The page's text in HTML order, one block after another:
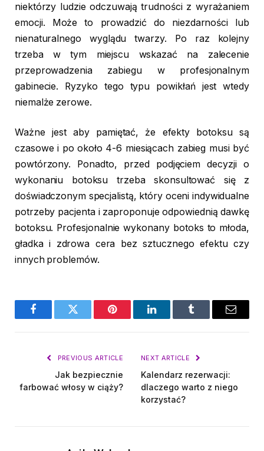
niektórzy ludzie odczuwają trudności z wyrażaniem
emocji. Może to prowadzić do niezdarności lub
nienaturalnego wyglądu twarzy. Po raz kolejny
trzeba w tym miejscu wskazać na zalecenie
przeprowadzenia zabiegu w profesjonalnym
gabinecie. Ryzyko tego typu powikłań jest wtedy
niemalże zerowe.
Ważne jest aby pamiętać, że efekty botoksu są
czasowe i po około 4-6 miesiącach zabieg musi być
powtórzony. Ponadto, przed podjęciem decyzji o
wykonaniu botoksu trzeba skonsultować się z
doświadczonym specjalistą, który oceni indywidualne
potrzeby pacjenta i zaproponuje odpowiednią dawkę
botoksu. Profesjonalnie wykonany botoks to młoda,
gładka i zdrowa cera bez sztucznego efektu czy
innych problemów.
FacebookTwitter Pinterest LinkedInTumblr Email
PREVIOUS ARTICLE
Jak bezpiecznie
farbować włosy w ciąży?
NEXT ARTICLE
Kalendarz rezerwacji:
dlaczego warto z niego
korzystać?